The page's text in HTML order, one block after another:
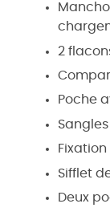
2
Poche
Sifflet
Deux